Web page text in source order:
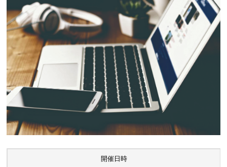
開催日時